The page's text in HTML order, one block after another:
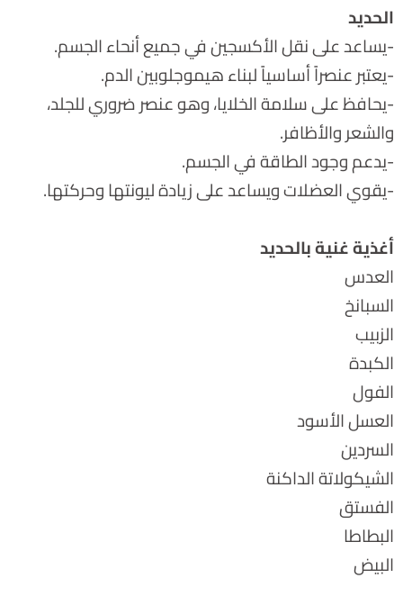
الحديد
-يساعد على نقل الأكسجين في جميع أنحاء الجسم.
-يعتبر عنصراً أساسياً لبناء هيموجلوبين الدم.
-يحافظ على سلامة الخلايا، وهو عنصر ضروري للجلد،
والشعر والأظافر.
-يدعم وجود الطاقة في الجسم.
-يقوي العضلات ويساعد على زيادة ليونتها وحركتها.
أغذية غنية بالحديد
العدس
السبانخ
الزبيب
الكبدة
الفول
العسل الأسود
السردين
الشيكولاتة الداكنة
الفستق
البطاطا
البيض